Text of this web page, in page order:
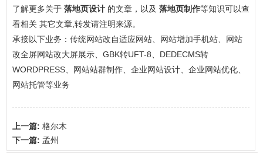
了解更多关于 落地页设计 的文章，以及 落地页制作等知识可以查
看相关 其它文章,转发请注明来源。
承接以下业务：传统网站改自适应网站、网站增加手机站、网站
改全屏网站改大屏展示、GBK转UFT-8、DEDECMS转
WORDPRESS、网站站群制作、企业网站设计、企业网站优化、
网站托管等业务
上一篇: 格尔木
下一篇: 孟州